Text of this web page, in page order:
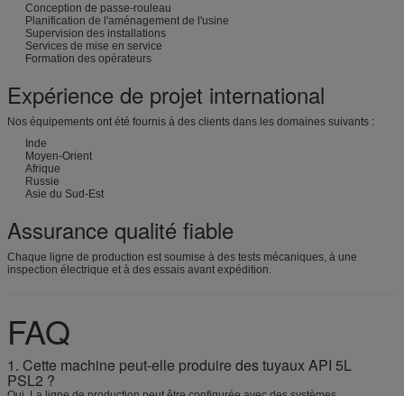
Conception de passe-rouleau
Planification de l'aménagement de l'usine
Supervision des installations
Services de mise en service
Formation des opérateurs
Expérience de projet international
Nos équipements ont été fournis à des clients dans les domaines suivants :
Inde
Moyen-Orient
Afrique
Russie
Asie du Sud-Est
Assurance qualité fiable
Chaque ligne de production est soumise à des tests mécaniques, à une
inspection électrique et à des essais avant expédition.
FAQ
1. Cette machine peut-elle produire des tuyaux API 5L
PSL2 ?